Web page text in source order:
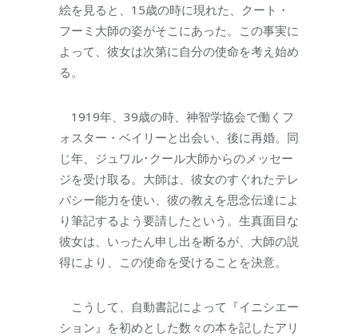
絵を見ると、15歳の時に現れた、クート・
フーミ大師の姿がそこにあった。この事実に
よって、彼女は次第に自分の使命を考え始め
る。
1919年、39歳の時、神智学協会で働くフ
ォスター・ベイリーと出会い、後に再婚。同
じ年、ジュワル･クール大師からのメッセー
ジを受け取る。大師は、彼女のすぐれたテレ
パシー能力を使い、彼の教えを思念伝達によ
り筆記するよう要請したという。生真面目な
彼女は、いったん申し出を断るが、大師の説
得により、この使命を受けることを決意。
こうして、自動書記によって『イニシエー
ション』を初めとした数々の本を記したアリ